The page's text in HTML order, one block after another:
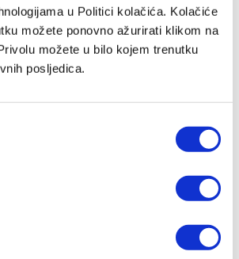
u Politici kolačića. Kolačiće
možete ponovno ažurirati klikom na
možete u bilo kojem trenutku
posljedica.